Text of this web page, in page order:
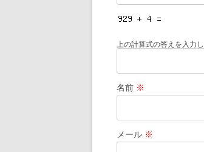
上の計算式の答えを入力
名前 ※
メール ※